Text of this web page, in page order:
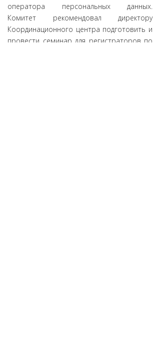
оператора персональных данных.
Комитет рекомендовал директору
Координационного центра подготовить и
провести семинар для регистраторов по